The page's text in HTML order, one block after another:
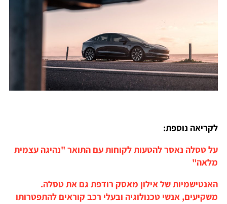
לקריאה נוספת:
על טסלה נאסר להטעות לקוחות עם התואר "נהיגה עצמית
מלאה"
האנטישמיות של אילון מאסק רודפת גם את טסלה.
משקיעים, אנשי טכנולוגיה ובעלי רכב קוראים להתפטרותו